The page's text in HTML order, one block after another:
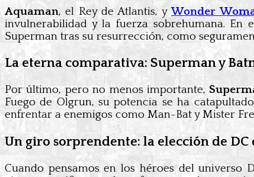
Aquaman, el Rey de Atlantis, yWonder
invulnerabilidad y la fuerza sobrehumana. En
Superman tras su resurrección, como
La eterna comparativa: Superman y
Por último, pero no menos importante,
Fuego de Olgrun, su potencia se ha
enfrentar a enemigos como Man-Bat y Mister
Un giro sorprendente: la elección de DC
Cuando pensamos en los héroes del universo